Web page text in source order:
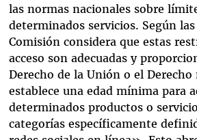
las normas nacionales sobre
determinados servicios. Según
Comisión considera que estas
acceso son adecuadas y
Derecho de la Unión o el
establece una edad mínima para
determinados productos o
categorías específicamente